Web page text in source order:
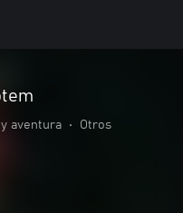
aventura • Otros